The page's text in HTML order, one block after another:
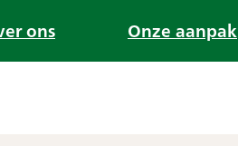
ons Onze aanpak